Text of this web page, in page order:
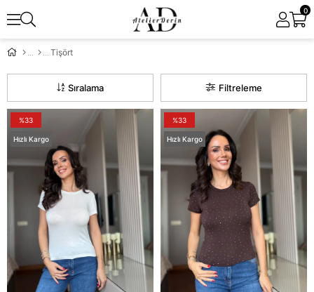
0
Tişört
Filtreleme
Sıralama
%33
Hızlı Kargo
%33
Hızlı Kargo